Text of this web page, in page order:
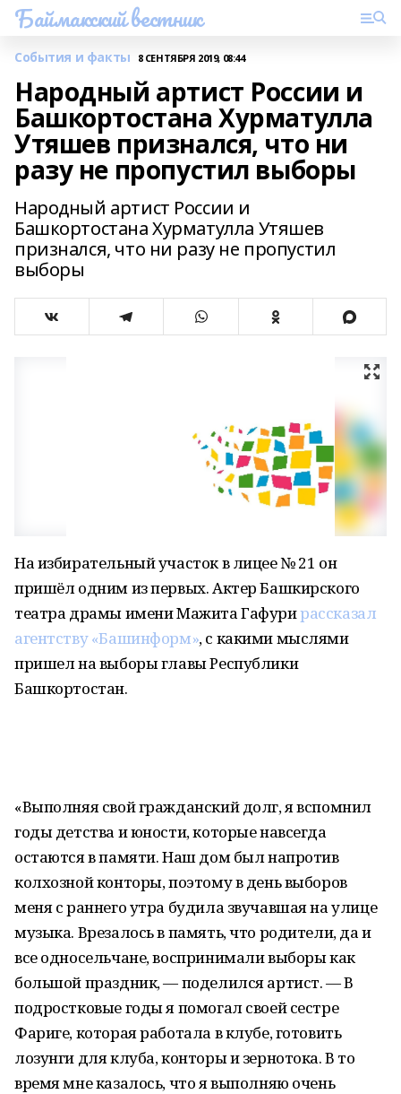
Баймакский вестник
События и факты 8 СЕНТЯБРЯ 2019, 08:44
Народный артист России и
Башкортостана Хурматулла
Утяшев признался, что ни
разу не пропустил выборы
Народный артист России и
Башкортостана Хурматулла Утяшев
признался, что ни разу не пропустил
выборы
На избирательный участок в лицее № 21 он
пришёл одним из первых. Актер Башкирского
театра драмы имени Мажита Гафурирассказал
агентству «Башинформ», с какими мыслями
пришел на выборы главы Республики
Башкортостан.
«Выполняя свой гражданский долг, я вспомнил
годы детства и юности, которые навсегда
остаются в памяти. Наш дом был напротив
колхозной конторы, поэтому в день выборов
меня с раннего утра будила звучавшая на улице
музыка. Врезалось в память, что родители, да и
все односельчане, воспринимали выборы как
большой праздник, — поделился артист. — В
подростковые годы я помогал своей сестре
Фариге, которая работала в клубе, готовить
лозунги для клуба, конторы и зернотока. В то
время мне казалось, что я выполняю очень